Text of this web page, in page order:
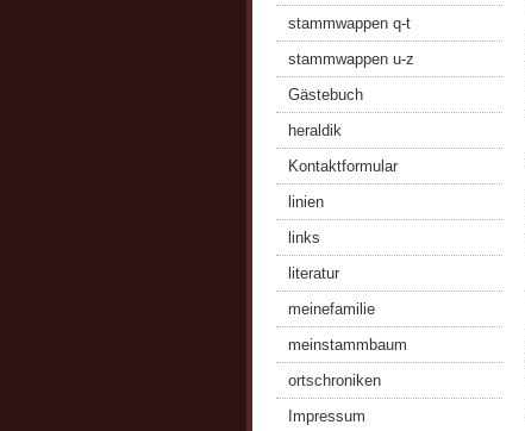
stammwappen q-t
stammwappen u-z
Gästebuch
heraldik
Kontaktformular
linien
links
literatur
meinefamilie
meinstammbaum
ortschroniken
Impressum